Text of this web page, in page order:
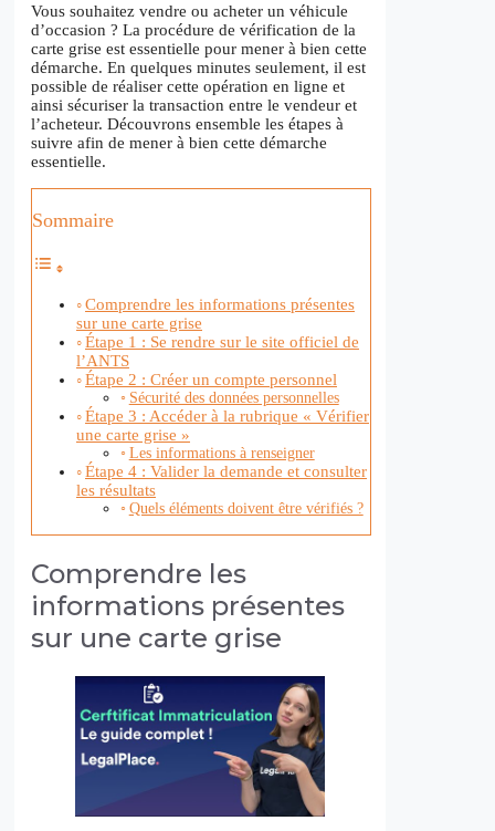
Vous souhaitez vendre ou acheter un véhicule
d’occasion ? La procédure de vérification de la
carte grise est essentielle pour mener à bien cette
démarche. En quelques minutes seulement, il est
possible de réaliser cette opération en ligne et
ainsi sécuriser la transaction entre le vendeur et
l’acheteur. Découvrons ensemble les étapes à
suivre afin de mener à bien cette démarche
essentielle.
Sommaire
Comprendre les informations présentes
sur une carte grise
Étape 1 : Se rendre sur le site officiel de
l’ANTS
Étape 2 : Créer un compte personnel
Sécurité des données personnelles
Étape 3 : Accéder à la rubrique « Vérifier
une carte grise »
Les informations à renseigner
Étape 4 : Valider la demande et consulter
les résultats
Quels éléments doivent être vérifiés ?
Comprendre les
informations présentes
sur une carte grise